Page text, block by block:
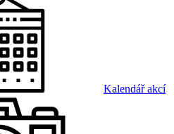
Kalendář akcí